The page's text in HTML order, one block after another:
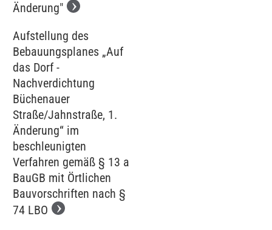
Änderung"
Aufstellung des
Bebauungsplanes „Auf
das Dorf -
Nachverdichtung
Büchenauer
Straße/Jahnstraße, 1.
Änderung“ im
beschleunigten
Verfahren gemäß § 13 a
BauGB mit Örtlichen
Bauvorschriften nach §
74 LBO